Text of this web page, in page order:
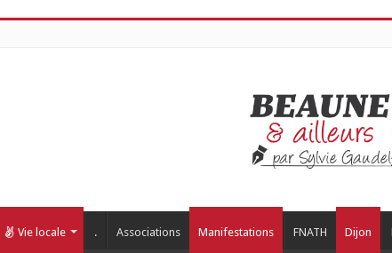
Vie locale . Associations Manifestations FNATH Dijon